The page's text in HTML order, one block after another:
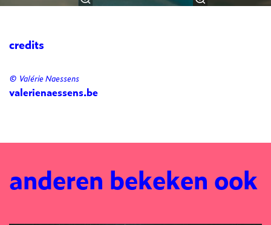
credits
© Valérie Naessens
valerienaessens.be
anderen bekeken ook